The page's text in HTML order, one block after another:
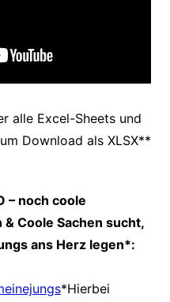
alle Excel-Sheets und
Download als XLSX**
– noch coole
Coole Sachen sucht,
ans Herz legen*:
*Hierbei